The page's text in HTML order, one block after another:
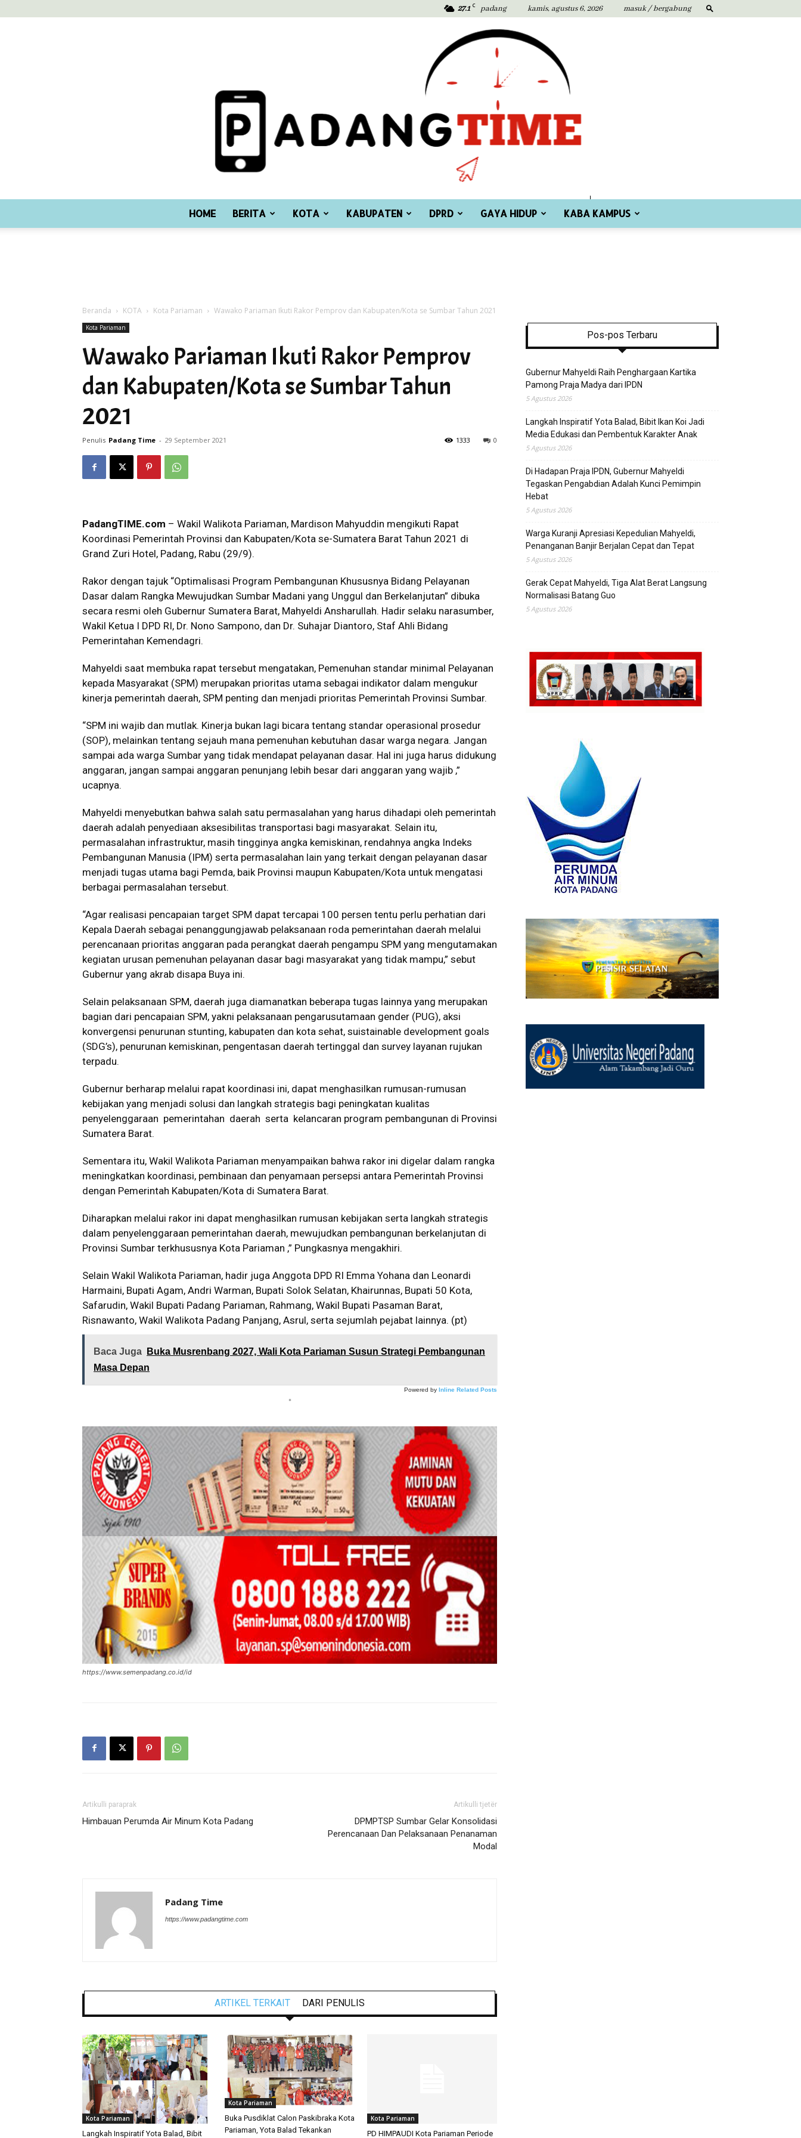
27.1 C padang kamis, agustus 6, 2026 masuk / bergabung
Time
HOME BERITA KOTA KABUPATEN DPRD GAYA HIDUP KABA KAMPUS
Beranda KOTA Kota Pariaman Wawako Pariaman Ikuti Rakor Pemprov dan Kabupaten/Kota se Sumbar Tahun 2021
Kota Pariaman
Wawako Pariaman Ikuti Rakor Pemprov
dan Kabupaten/Kota se Sumbar Tahun
2021
Penulis Padang Time - 29 September 2021 0
1333
PadangTIME.com – Wakil Walikota Pariaman, Mardison Mahyuddin mengikuti Rapat
Koordinasi Pemerintah Provinsi dan Kabupaten/Kota se-Sumatera Barat Tahun 2021 di
Grand Zuri Hotel, Padang, Rabu (29/9).
Rakor dengan tajuk “Optimalisasi Program Pembangunan Khususnya Bidang Pelayanan
Dasar dalam Rangka Mewujudkan Sumbar Madani yang Unggul dan Berkelanjutan” dibuka
secara resmi oleh Gubernur Sumatera Barat, Mahyeldi Ansharullah. Hadir selaku narasumber,
Wakil Ketua I DPD RI, Dr. Nono Sampono, dan Dr. Suhajar Diantoro, Staf Ahli Bidang
Pemerintahan Kemendagri.
Mahyeldi saat membuka rapat tersebut mengatakan, Pemenuhan standar minimal Pelayanan
kepada Masyarakat (SPM) merupakan prioritas utama sebagai indikator dalam mengukur
kinerja pemerintah daerah, SPM penting dan menjadi prioritas Pemerintah Provinsi Sumbar.
“SPM ini wajib dan mutlak. Kinerja bukan lagi bicara tentang standar operasional prosedur
(SOP), melainkan tentang sejauh mana pemenuhan kebutuhan dasar warga negara. Jangan
sampai ada warga Sumbar yang tidak mendapat pelayanan dasar. Hal ini juga harus didukung
anggaran, jangan sampai anggaran penunjang lebih besar dari anggaran yang wajib ,”
ucapnya.
Mahyeldi menyebutkan bahwa salah satu permasalahan yang harus dihadapi oleh pemerintah
daerah adalah penyediaan aksesibilitas transportasi bagi masyarakat. Selain itu,
permasalahan infrastruktur, masih tingginya angka kemiskinan, rendahnya angka Indeks
Pembangunan Manusia (IPM) serta permasalahan lain yang terkait dengan pelayanan dasar
menjadi tugas utama bagi Pemda, baik Provinsi maupun Kabupaten/Kota untuk mengatasi
berbagai permasalahan tersebut.
“Agar realisasi pencapaian target SPM dapat tercapai 100 persen tentu perlu perhatian dari
Kepala Daerah sebagai penanggungjawab pelaksanaan roda pemerintahan daerah melalui
perencanaan prioritas anggaran pada perangkat daerah pengampu SPM yang mengutamakan
kegiatan urusan pemenuhan pelayanan dasar bagi masyarakat yang tidak mampu,” sebut
Gubernur yang akrab disapa Buya ini.
Selain pelaksanaan SPM, daerah juga diamanatkan beberapa tugas lainnya yang merupakan
bagian dari pencapaian SPM, yakni pelaksanaan pengarusutamaan gender (PUG), aksi
konvergensi penurunan stunting, kabupaten dan kota sehat, suistainable development goals
(SDG’s), penurunan kemiskinan, pengentasan daerah tertinggal dan survey layanan rujukan
terpadu.
Gubernur berharap melalui rapat koordinasi ini, dapat menghasilkan rumusan-rumusan
kebijakan yang menjadi solusi dan langkah strategis bagi peningkatan kualitas
penyelenggaraan pemerintahan daerah serta kelancaran program pembangunan di Provinsi
Sumatera Barat.
Sementara itu, Wakil Walikota Pariaman menyampaikan bahwa rakor ini digelar dalam rangka
meningkatkan koordinasi, pembinaan dan penyamaan persepsi antara Pemerintah Provinsi
dengan Pemerintah Kabupaten/Kota di Sumatera Barat.
Diharapkan melalui rakor ini dapat menghasilkan rumusan kebijakan serta langkah strategis
dalam penyelenggaraan pemerintahan daerah, mewujudkan pembangunan berkelanjutan di
Provinsi Sumbar terkhususnya Kota Pariaman ,” Pungkasnya mengakhiri.
Selain Wakil Walikota Pariaman, hadir juga Anggota DPD RI Emma Yohana dan Leonardi
Harmaini, Bupati Agam, Andri Warman, Bupati Solok Selatan, Khairunnas, Bupati 50 Kota,
Safarudin, Wakil Bupati Padang Pariaman, Rahmang, Wakil Bupati Pasaman Barat,
Risnawanto, Wakil Walikota Padang Panjang, Asrul, serta sejumlah pejabat lainnya. (pt)
Baca Juga
Buka Musrenbang 2027, Wali Kota Pariaman Susun Strategi Pembangunan
Masa Depan
Powered by Inline Related Posts
*
https://www.semenpadang.co.id/id
Artikulli paraprak
Himbauan Perumda Air Minum Kota Padang
Artikulli tjetër
DPMPTSP Sumbar Gelar Konsolidasi
Perencanaan Dan Pelaksanaan Penanaman
Modal
Padang Time
https://www.padangtime.com
ARTIKEL TERKAIT DARI PENULIS
Kota Pariaman
Langkah Inspiratif Yota Balad, Bibit
Kota Pariaman
Buka Pusdiklat Calon Paskibraka Kota
Pariaman, Yota Balad Tekankan
Kota Pariaman
PD HIMPAUDI Kota Pariaman Periode
Pos-pos Terbaru
Gubernur Mahyeldi Raih Penghargaan Kartika
Pamong Praja Madya dari IPDN
5 Agustus 2026
Langkah Inspiratif Yota Balad, Bibit Ikan Koi Jadi
Media Edukasi dan Pembentuk Karakter Anak
5 Agustus 2026
Di Hadapan Praja IPDN, Gubernur Mahyeldi
Tegaskan Pengabdian Adalah Kunci Pemimpin
Hebat
5 Agustus 2026
Warga Kuranji Apresiasi Kepedulian Mahyeldi,
Penanganan Banjir Berjalan Cepat dan Tepat
5 Agustus 2026
Gerak Cepat Mahyeldi, Tiga Alat Berat Langsung
Normalisasi Batang Guo
5 Agustus 2026